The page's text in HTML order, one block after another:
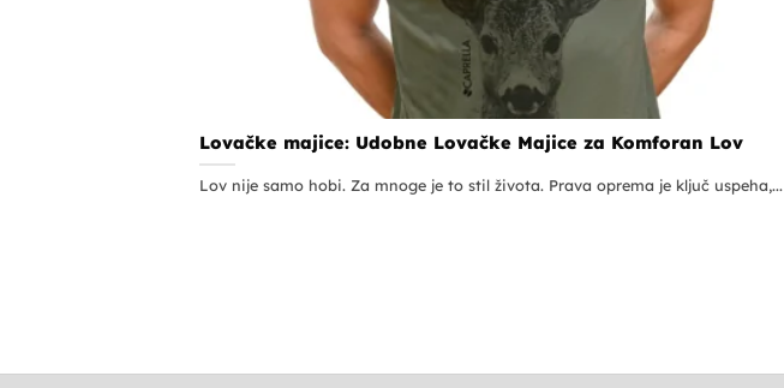
Lovačke majice: Udobne Lovačke Majice za Komforan Lov
Lov nije samo hobi. Za mnoge je to stil života. Prava oprema je ključ uspeha,...